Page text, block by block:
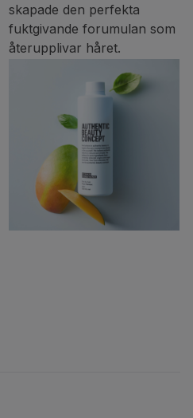
skapade den perfekta
fuktgivande forumulan som
återupplivar håret.